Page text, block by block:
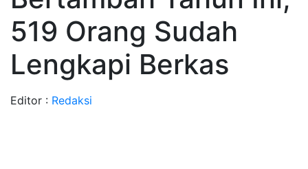
519 Orang Sudah
Lengkapi Berkas
Editor : Redaksi